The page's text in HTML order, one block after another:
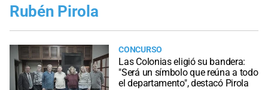
Rubén Pirola
CONCURSO
Las Colonias eligió su bandera:
"Será un símbolo que reúna a todo
el departamento", destacó Pirola